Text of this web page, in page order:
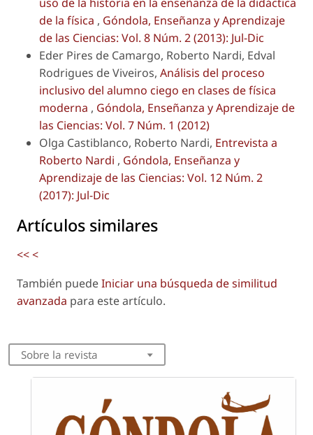
de la física , Góndola, Enseñanza y Aprendizaje
de las Ciencias: Vol. 8 Núm. 2 (2013): Jul-Dic
Eder Pires de Camargo, Roberto Nardi, Edval
Rodrigues de Viveiros, Análisis del proceso
inclusivo del alumno ciego en clases de física
moderna , Góndola, Enseñanza y Aprendizaje de
las Ciencias: Vol. 7 Núm. 1 (2012)
Olga Castiblanco, Roberto Nardi, Entrevista a
Roberto Nardi , Góndola, Enseñanza y
Aprendizaje de las Ciencias: Vol. 12 Núm. 2
(2017): Jul-Dic
Artículos similares
<<<
También puedeIniciar una búsqueda de similitud
avanzada para este artículo.
Sobre la revista